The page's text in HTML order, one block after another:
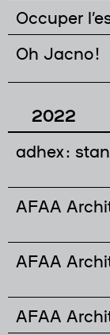
Occuper
Oh Jacno !
2022
adhex :
AFAA
AFAA
AFAA